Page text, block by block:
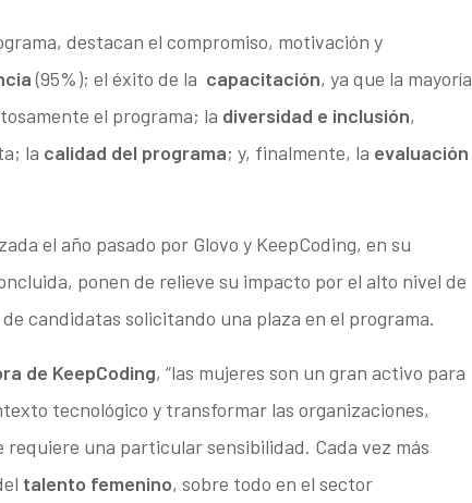
destacan el compromiso, motivación y
(95%); el éxito de la capacitación, ya que la mayoría
el programa; la diversidad e inclusión,
la calidad del programa; y, finalmente, la evaluación
el año pasado por Glovo y KeepCoding, en su
ponen de relieve su impacto por el alto nivel de
candidatas solicitando una plaza en el programa.
de KeepCoding, “las mujeres son un gran activo para
tecnológico y transformar las organizaciones,
una particular sensibilidad. Cada vez más
talento femenino, sobre todo en el sector